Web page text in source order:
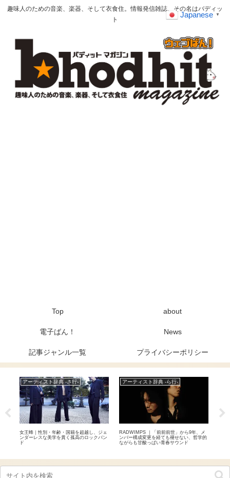
趣味人のための音楽、楽器、そして衣食住。情報発信雑誌、その名はバディッ
ト
Top about
電子ばん！ News
記事ジャンル一覧 プライバシーポリシー
アーティスト辞典 -さ行-
女王蜂｜性別・年齢・国籍を超越し、ジェ
ンダーレスな美学を貫く孤高のロックバン
ド
アーティスト辞典 -ら行-
RADWIMPS ｜「前前前世」から9年、メ
ンバー構成変更を経ても褪せない、哲学的
ながらも甘酸っぱい青春サウンド
Japanese ▼